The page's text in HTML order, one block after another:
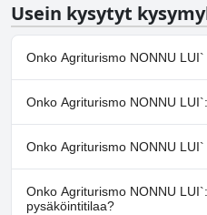
Usein kysytyt
Onko Agriturismo NONNU
Ei, Agriturismo NONNU LUI` ei
Onko Agriturismo NONNU
Ei, Agriturismo NONNU LUI` ei
Onko Agriturismo NONNU
Ei, Agriturismo NONNU LUI` ei
Onko Agriturismo NONNU
pysäköintitilaa?